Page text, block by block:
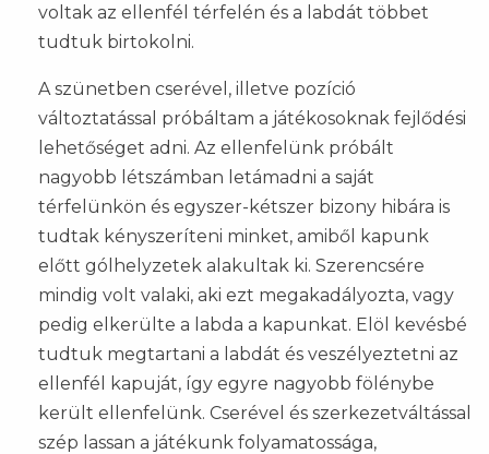
voltak az ellenfél térfelén és a labdát többet
tudtuk birtokolni.
A szünetben cserével, illetve pozíció
változtatással próbáltam a játékosoknak fejlődési
lehetőséget adni. Az ellenfelünk próbált
nagyobb létszámban letámadni a saját
térfelünkön és egyszer-kétszer bizony hibára is
tudtak kényszeríteni minket, amiből kapunk
előtt gólhelyzetek alakultak ki. Szerencsére
mindig volt valaki, aki ezt megakadályozta, vagy
pedig elkerülte a labda a kapunkat. Elöl kevésbé
tudtuk megtartani a labdát és veszélyeztetni az
ellenfél kapuját, így egyre nagyobb fölénybe
került ellenfelünk. Cserével és szerkezetváltással
szép lassan a játékunk folyamatossága,